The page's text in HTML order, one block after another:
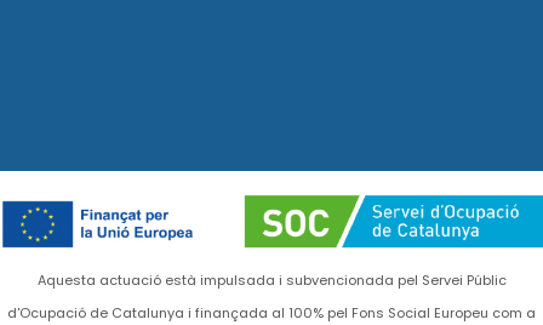
Aquesta actuació està impulsada i subvencionada pel Servei Públic
d'Ocupació de Catalunya i finançada al 100% pel Fons Social Europeu com a